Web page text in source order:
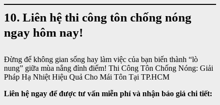
10. Liên hệ thi công tôn chống nóng
ngay hôm nay!
Đừng để không gian sống hay làm việc của bạn biến thành “lò
nung” giữa mùa nắng đỉnh điểm! Thi Công Tôn Chống Nóng: Giải
Pháp Hạ Nhiệt Hiệu Quả Cho Mái Tôn Tại TP.HCM
Liên hệ ngay để được tư vấn miễn phí và nhận báo giá chi tiết: